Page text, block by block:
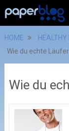
HOME HEALTHY
Wie du echte
Wie du